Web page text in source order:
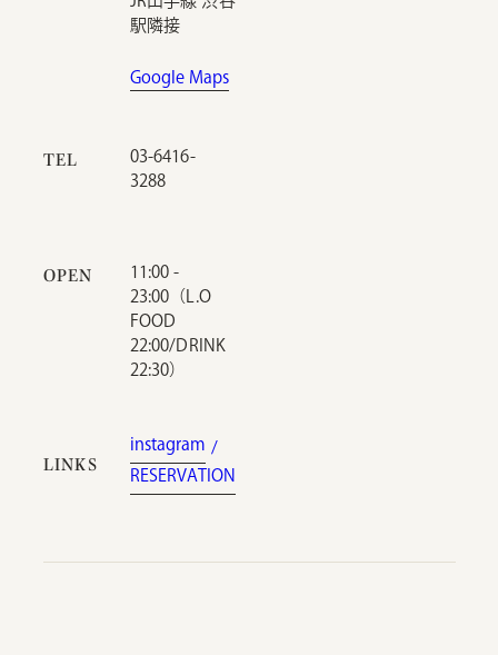
駅隣接
Google Maps
TEL
03-6416-
3288
OPEN
11:00 -
23:00（L.O
FOOD
22:00/DRINK
22:30）
LINKS
instagram
RESERVATION